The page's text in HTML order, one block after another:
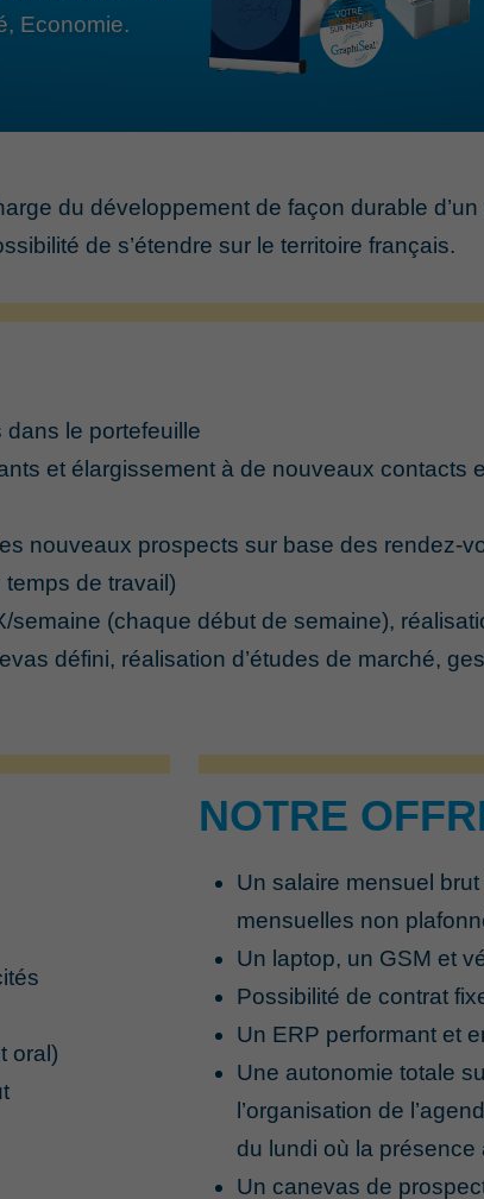
Economie.
du développement de façon durable
de s’étendre sur le territoire français.
le portefeuille
et élargissement à de nouveaux contacts
nouveaux prospects sur base des rendez-
de travail)
semaine (chaque début de semaine),
défini, réalisation d’études de marché,
oral)
NOTRE
Un salaire mensuel
mensuelles non
Un laptop, un GSM et
Possibilité de contrat
Un ERP performant et
Une autonomie totale
l’organisation de
du lundi où la
Un canevas de
Nécessaires
Ces cookies
ne sont pas
optionnels. Ils
sont
nécessaires au
bon
fonctionnement
du site.
Statistiques
Nous permet
fonctionnalités